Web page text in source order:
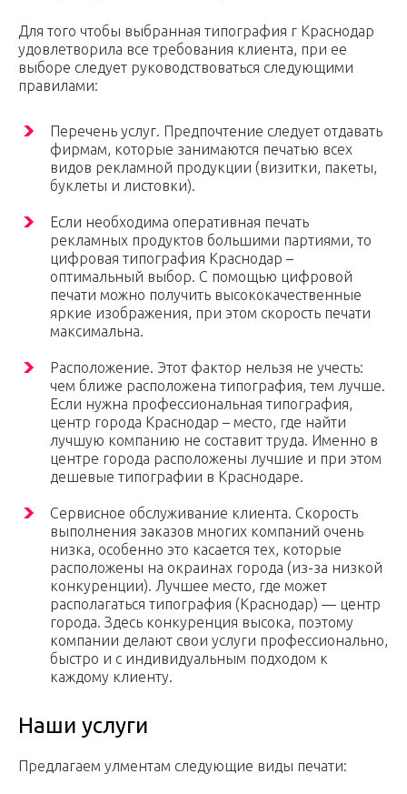
Для того чтобы выбранная типография г Краснодар
удовлетворила все требования клиента, при ее
выборе следует руководствоваться следующими
правилами:
Перечень услуг. Предпочтение следует отдавать
фирмам, которые занимаются печатью всех
видов рекламной продукции (визитки, пакеты,
буклеты и листовки).
Если необходима оперативная печать
рекламных продуктов большими партиями, то
цифровая типография Краснодар –
оптимальный выбор. С помощью цифровой
печати можно получить высококачественные
яркие изображения, при этом скорость печати
максимальна.
Расположение. Этот фактор нельзя не учесть:
чем ближе расположена типография, тем лучше.
Если нужна профессиональная типография,
центр города Краснодар – место, где найти
лучшую компанию не составит труда. Именно в
центре города расположены лучшие и при этом
дешевые типографии в Краснодаре.
Сервисное обслуживание клиента. Скорость
выполнения заказов многих компаний очень
низка, особенно это касается тех, которые
расположены на окраинах города (из-за низкой
конкуренции). Лучшее место, где может
располагаться типография (Краснодар) — центр
города. Здесь конкуренция высока, поэтому
компании делают свои услуги профессионально,
быстро и с индивидуальным подходом к
каждому клиенту.
Наши услуги
Предлагаем улментам следующие виды печати: